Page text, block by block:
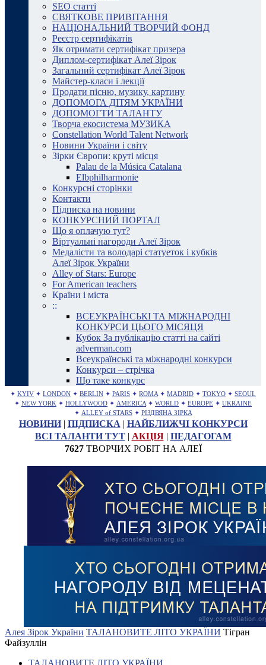
SEO статті
СВЯТКОВЕ ПРИВІТАННЯ
НАЦІОНАЛЬНИЙ ТВОРЧИЙ ФОНД
Реєстр сертифікатів
Як отримати сертифікат призера
Диплом-сертифікат Алеї Зірок
Загальний сертифікат Алеї Зірок
Майстер-класи і лекції
Продати пісню, музику, картину
ДОПОМОГА ДІТЯМ УКРАЇНИ
ДОПОМОГТИ ТАЛАНТУ
Творча екосистема МУЗИКА
Constellation World Talent Network
Новини України і світу
Зірки Європи: круті місця
Palau de la Música Catalana
Elbphilharmonie
Конкурсні сторінки
Контакти
Підписка на новини
КОНКУРСНИЙ ПОРТАЛ
Що я оплачую тут?
Віртуальні нагороди Алеї Зірок
Медалісти та володарі статуеток і кубків
Алеї Зірок України
Alley of Stars: Europe
For American teachers
Країни і міста
::
ВСЕУКРАЇНСЬКІ ТА МІЖНАРОДНІ
КОНКУРСИ ЦЬОГО МІСЯЦЯ
Кубок За публікацію статті на сайті
adverman.com
Всеукраїнські та міжнародні конкурси
Конкурси – стрічка
Що таке конкурс
✦ KYIV ✦ LONDON ✦ BERLIN ✦ PARIS ✦ ROMA ✦ MADRID ✦ TOKYO ✦ SEOUL
✦ NEW YORK ✦ HOLLYWOOD ✦ AMERICA ✦ WORLD ✦ EUROPE ✦ UKRAINE
✦ ALLEY of STARS ✦ РІЗДВЯНА ЗІРКА
НОВИНИ| ПІДПИСКА | НАЙБЛИЖЧІ КОНКУРСИ
ВСІ ТАЛАНТИ ТУТ| АКЦІЯ| ПЕДАГОГАМ
7627ТВОРЧИХ РОБІТ НА АЛЕЇ
Алея Зірок України ТАЛАНОВИТЕ ЛІТО УКРАЇНИ Тігран
Файзуллін
ТАЛАНОВИТЕ ЛІТО УКРАЇНИ